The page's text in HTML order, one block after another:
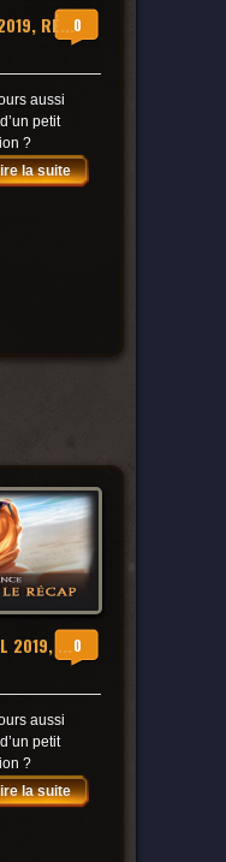
0
RÉ...
aussi
petit
?
la suite
0
2019, ...
aussi
petit
?
la suite